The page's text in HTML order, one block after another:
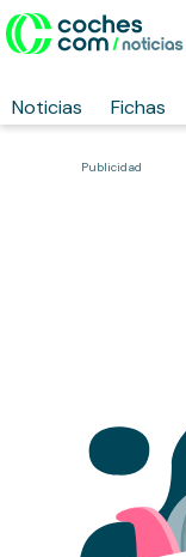
Noticias Fichas
Publicidad